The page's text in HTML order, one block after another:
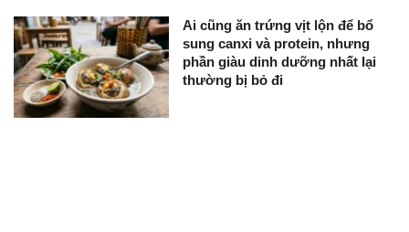
Ai cũng ăn trứng vịt lộn để bổ
sung canxi và protein, nhưng
phần giàu dinh dưỡng nhất lại
thường bị bỏ đi